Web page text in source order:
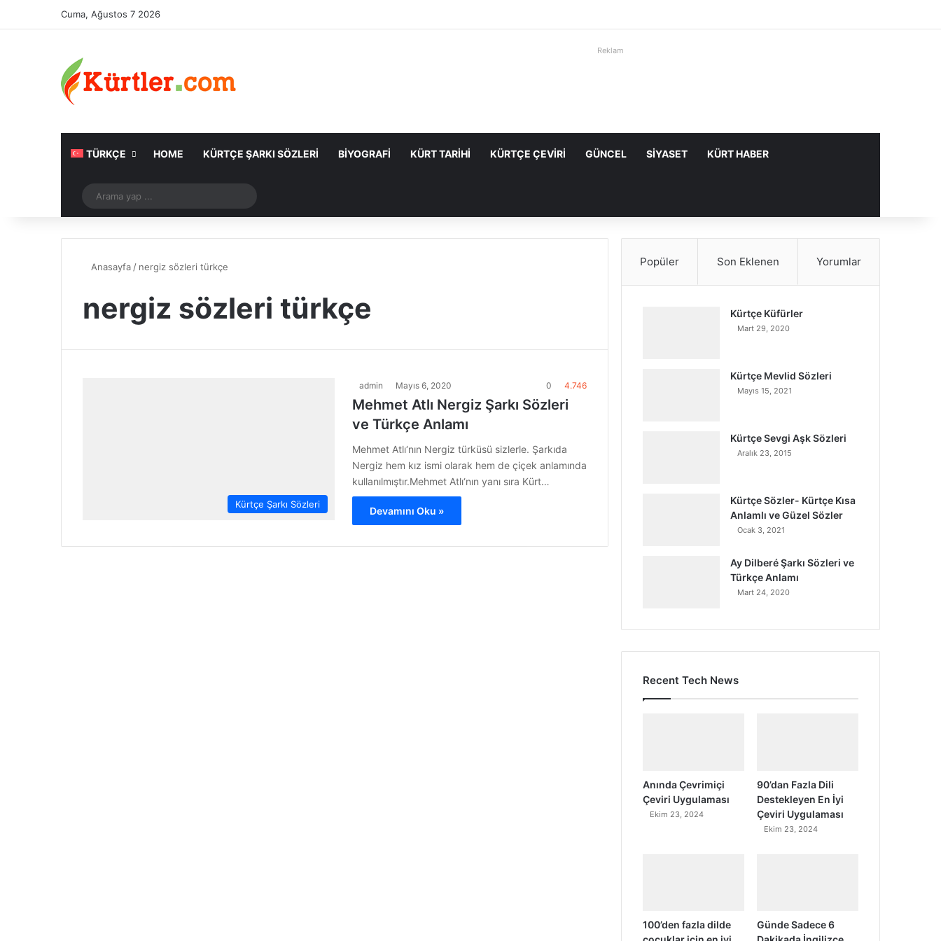
Cuma, Ağustos 7 2026
Reklam
TÜRKÇE HOME KÜRTÇE ŞARKI SÖZLERI BIYOGRAFI KÜRT TARIHI KÜRTÇE ÇEVIRI GÜNCEL SIYASET KÜRT HABER
Rastgele Makale
yap
Anasayfa / nergiz sözleri türkçe
nergiz sözleri türkçe
Kürtçe Şarkı Sözleri
admin Mayıs 6, 2020 0 4.746
Mehmet Atlı Nergiz Şarkı Sözleri
ve Türkçe Anlamı
Mehmet Atlı‘nın Nergiz türküsü sizlerle. Şarkıda
Nergiz hem kız ismi olarak hem de çiçek anlamında
kullanılmıştır.Mehmet Atlı‘nın yanı sıra Kürt…
Devamını Oku »
Popüler Son Eklenen Yorumlar
Kürtçe Küfürler
Mart 29, 2020
Kürtçe Mevlid Sözleri
Mayıs 15, 2021
Kürtçe Sevgi Aşk Sözleri
Aralık 23, 2015
Kürtçe Sözler- Kürtçe Kısa
Anlamlı ve Güzel Sözler
Ocak 3, 2021
Ay Dilberé Şarkı Sözleri ve
Türkçe Anlamı
Mart 24, 2020
Recent Tech News
Anında Çevrimiçi
Çeviri Uygulaması
Ekim 23, 2024
90’dan Fazla Dili
Destekleyen En İyi
Çeviri Uygulaması
Ekim 23, 2024
100’den fazla dilde
Günde Sadece 6